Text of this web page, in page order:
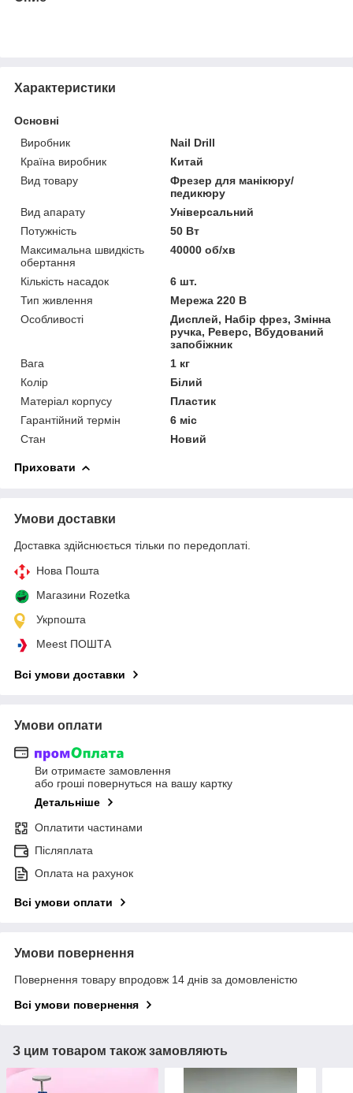
Характеристики
Основні
Виробник
Nail Drill
Країна виробник
Китай
Вид товару
Фрезер для манікюру/
педикюру
Вид апарату
Універсальний
Потужність
50 Вт
Максимальна швидкість
обертання
40000 об/хв
Кількість насадок
6 шт.
Тип живлення
Мережа 220 В
Особливості
Дисплей, Набір фрез, Змінна
ручка, Реверс, Вбудований
запобіжник
Вага
1 кг
Колір
Білий
Матеріал корпусу
Пластик
Гарантійний термін
6 міс
Стан
Новий
Приховати
Умови доставки
Доставка здійснюється тільки по передоплаті.
Нова Пошта
Магазини Rozetka
Укрпошта
Meest ПОШТА
Всі умови доставки
Умови оплати
Ви отримаєте замовлення
або гроші повернуться на вашу картку
Детальніше
Оплатити частинами
Післяплата
Оплата на рахунок
Всі умови оплати
Умови повернення
Повернення товару впродовж 14 днів за домовленістю
Всі умови повернення
З цим товаром також замовляють